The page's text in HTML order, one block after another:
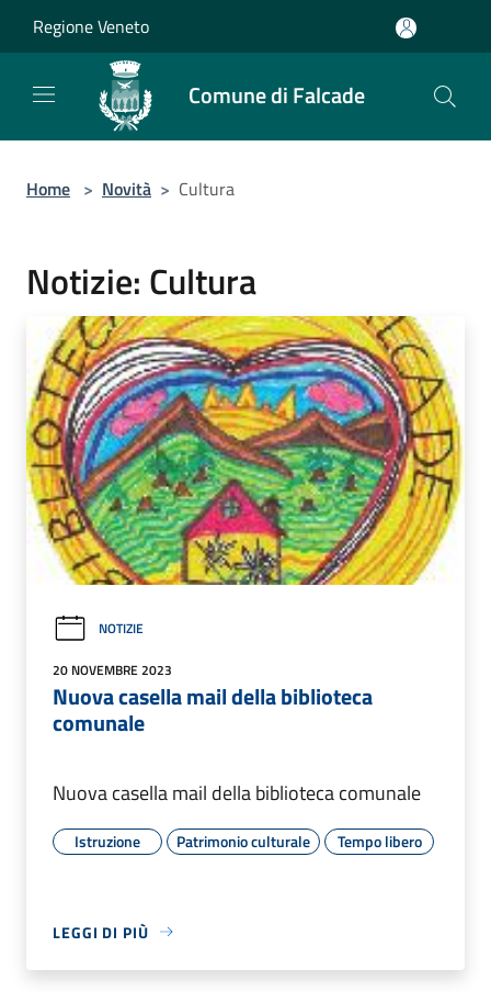
Regione Veneto
Comune di Falcade
Home > Novità > Cultura
Notizie: Cultura
NOTIZIE
20 NOVEMBRE 2023
Nuova casella mail della biblioteca
comunale
Nuova casella mail della biblioteca comunale
Istruzione Patrimonio culturale Tempo libero
LEGGI DI PIÙ